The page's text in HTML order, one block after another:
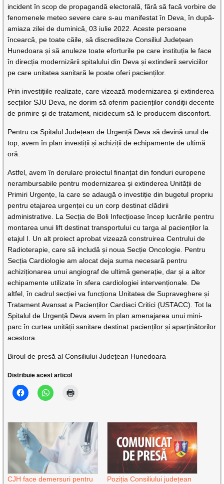
incident în scop de propagandă electorală, fără să facă vorbire de
fenomenele meteo severe care s-au manifestat în Deva, în după-
amiaza zilei de duminică, 03 iulie 2022. Aceste persoane
încearcă, pe toate căile, să discrediteze Consiliul Județean
Hunedoara și să anuleze toate eforturile pe care instituția le face
în direcția modernizării spitalului din Deva și extinderii serviciilor
pe care unitatea sanitară le poate oferi pacienților.
Prin investițiile realizate, care vizează modernizarea și extinderea
secțiilor SJU Deva, ne dorim să oferim pacienților condiții decente
de primire și de tratament, nicidecum să le producem disconfort.
Pentru ca Spitalul Județean de Urgență Deva să devină unul de
top, avem în plan investiții și achiziții de echipamente de ultimă
oră.
Astfel, avem în derulare proiectul finanțat din fonduri europene
nerambursabile pentru modernizarea și extinderea Unității de
Primiri Urgențe, la care se adaugă o investiție din bugetul propriu
pentru etajarea urgenței cu un corp destinat clădirii
administrative. La Secția de Boli Infecțioase încep lucrările pentru
montarea unui lift destinat transportului cu targa al pacienților la
etajul I. Un alt proiect aprobat vizează construirea Centrului de
Radioterapie, care să includă și noua Secție Oncologie. Pentru
Secția Cardiologie am alocat deja suma necesară pentru
achiziționarea unui angiograf de ultimă generație, dar și a altor
echipamente utilizate în sfera cardiologiei intervenționale. De
altfel, în cadrul secției va funcționa Unitatea de Supraveghere și
Tratament Avansat a Pacienților Cardiaci Critici (USTACC). Tot la
Spitalul de Urgență Deva avem în plan amenajarea unui mini-
parc în curtea unității sanitare destinat pacienților și aparținătorilor
acestora.
Biroul de presă al Consiliului Județean Hunedoara
Distribuie acest articol
CJH face demersuri pentru
Poziția Consiliului județean